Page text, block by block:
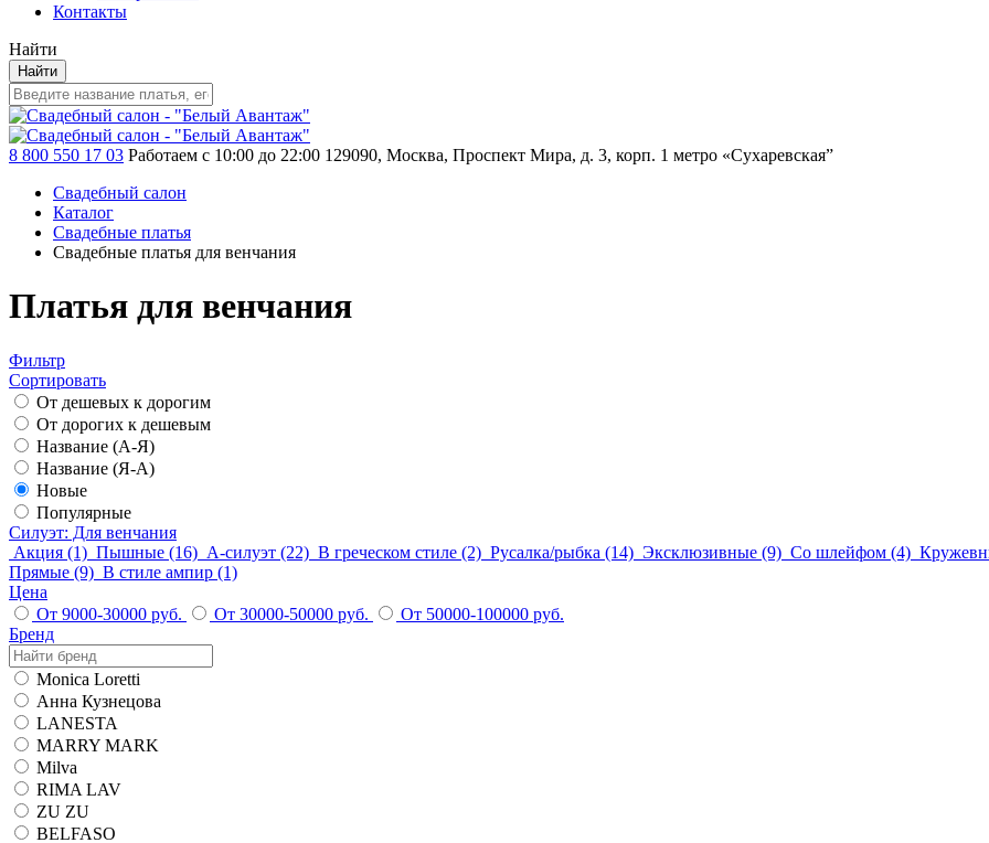
Контакты
Найти
Найти
8 800 550 17 03 Работаем с 10:00 до 22:00 129090, Москва, Проспект Мира, д. 3, корп. 1 метро «Сухаревская”
Свадебный салон
Каталог
Свадебные платья
Свадебные платья для венчания
Платья для венчания
Фильтр
Сортировать
От дешевых к дорогим
От дорогих к дешевым
Название (А-Я)
Название (Я-А)
Новые
Популярные
Силуэт: Для венчания
Акция (1) Пышные (16) А-силуэт (22) В греческом стиле (2) Русалка/рыбка (14) Эксклюзивные (9) Со шлейфом (4)
Прямые (9) В стиле ампир (1)
Цена
От 9000-30000 руб.
От 30000-50000 руб.
От 50000-100000 руб.
Бренд
Monica Loretti
Анна Кузнецова
LANESTA
MARRY MARK
Milva
RIMA LAV
ZU ZU
BELFASO